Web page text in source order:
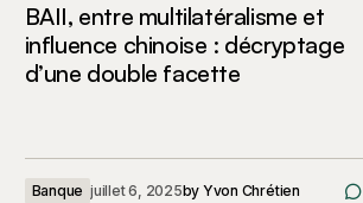
BAII, entre multilatéralisme et
influence chinoise : décryptage
d’une double facette
Banque juillet 6, 2025by Yvon Chrétien